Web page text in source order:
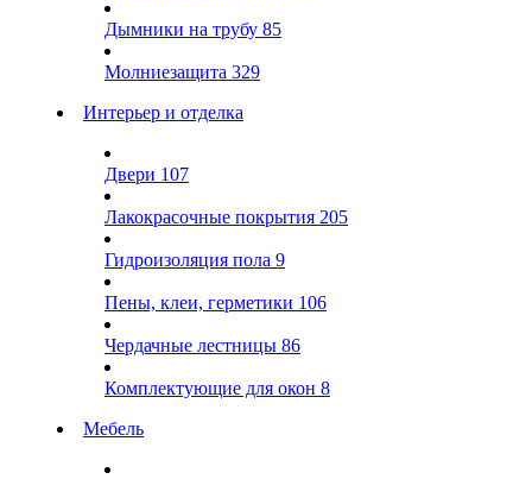
Дымники на трубу 85
Молниезащита 329
Интерьер и отделка
Двери 107
Лакокрасочные покрытия 205
Гидроизоляция пола 9
Пены, клеи, герметики 106
Чердачные лестницы 86
Комплектующие для окон 8
Мебель